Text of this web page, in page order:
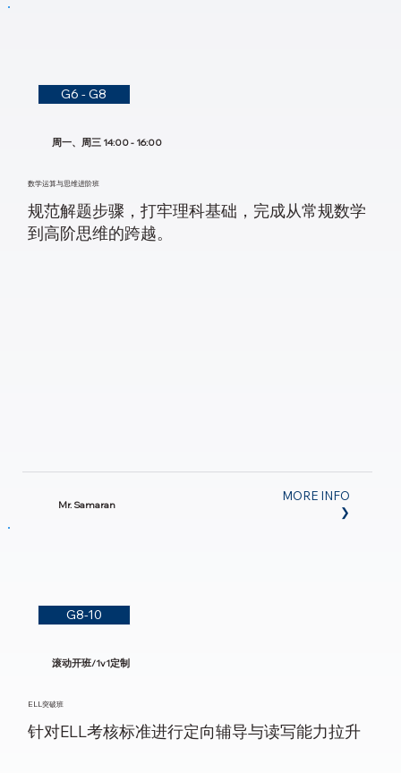
Mr. Samaran
MORE INFO
❯
G6 - G8
周一、周三 14:00 - 16:00
数学运算与思维进阶班
规范解题步骤，打牢理科基础，完成从常规数学
到高阶思维的跨越。
G8-10
滚动开班/1v1定制
ELL突破班
针对ELL考核标准进行定向辅导与读写能力拉升